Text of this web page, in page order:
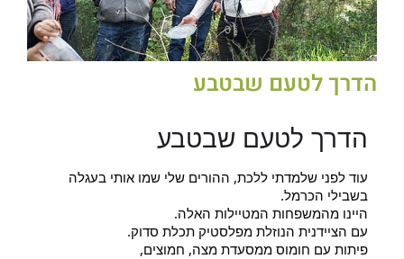
הדרך לטעם שבטבע
הדרך לטעם שבטבע
בשבילי הכרמל.
היינו מהמשפחות המטיילות האלה.
עם הציידנית הנוזלת מפלסטיק תכלת סדוק.
פיתות עם חומוס ממסעדת מצה, חמוצים,